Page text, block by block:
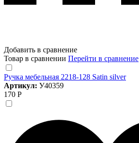
Добавить в сравнение
Товар в сравнении Перейти в сравнение
Ручка мебельная 2218-128 Satin silver
Артикул: У40359
170 Р